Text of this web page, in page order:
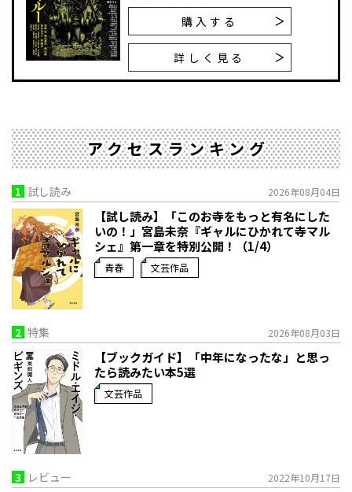
購入する
詳しく見る
アクセスランキング
1 試し読み 2026年08月04日
【試し読み】「このお寺をもっと有名にした
いの！」宮島未奈『ギャルにひかれて寺マル
シェ』第一章を特別公開！（1/4）
青春 文芸作品
2 特集 2026年08月03日
【ブックガイド】「中年になったな」と思っ
たら読みたい本5選
文芸作品
3 レビュー 2022年10月17日